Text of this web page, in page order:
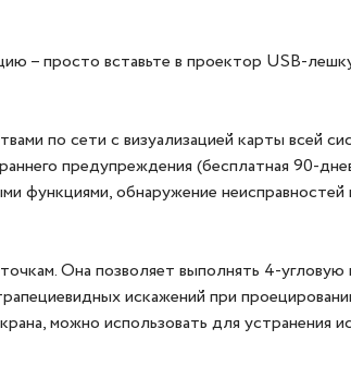
– просто вставьте в проектор USB-
по сети с визуализацией карты всей
предупреждения (бесплатная 90-
функциями, обнаружение неисправностей
Она позволяет выполнять 4-
искажений при
можно использовать для устранения